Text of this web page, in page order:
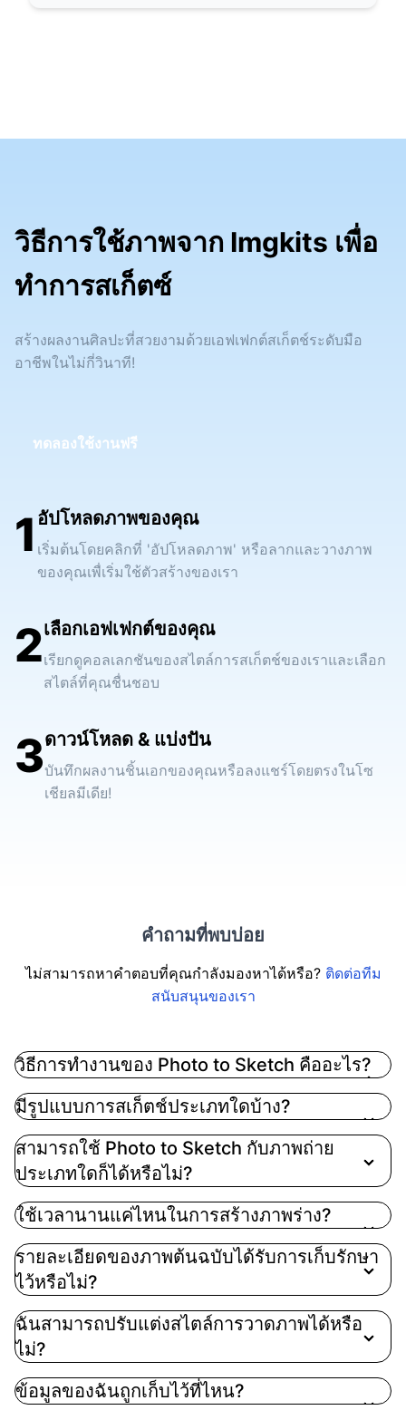
วิธีการใช้ภาพจาก Imgkits เพื่อ
ทำการสเก็ตซ์
สร้างผลงานศิลปะที่สวยงามด้วยเอฟเฟกต์สเก็ตช์ระดับมือ
อาชีพในไม่กี่วินาที!
ทดลองใช้งานฟรี
1 อัปโหลดภาพของคุณ
เริ่มต้นโดยคลิกที่ 'อัปโหลดภาพ' หรือลากและวางภาพ
ของคุณเพื่เริ่มใช้ตัวสร้างของเรา
2เลือกเอฟเฟกต์ของคุณ
เรียกดูคอลเลกชันของสไตล์การสเก็ตช์ของเราและเลือก
สไตล์ที่คุณชื่นชอบ
3ดาวน์โหลด & แบ่งปัน
บันทึกผลงานชิ้นเอกของคุณหรือลงแชร์โดยตรงในโซ
เชียลมีเดีย!
คำถามที่พบบ่อย
ไม่สามารถหาคำตอบที่คุณกำลังมองหาได้หรือ? ติดต่อทีม
สนับสนุนของเรา
วิธีการทำงานของ Photo to Sketch คืออะไร?
เป็นภาพวาดสเก็ตช์คุณภาพระดับมืออาชีพในทันที โดย
วิเคราะห์รายละเอียดของภาพต้นฉบับและแปลงเป็นภาพ
วาดเส้น ศิลปะดินสอ หรือการสร้างสรรค์ทางศิลปะด้วย
ความแม่นยำและความคิดสร้างสรรค์ที่โดดเด่น
มีรูปแบบการสเก็ตช์ประเภทใดบ้าง?
สามารถใช้ Photo to Sketch กับภาพถ่าย
ประเภทใดก็ได้หรือไม่?
ใช้เวลานานแค่ไหนในการสร้างภาพร่าง?
รายละเอียดของภาพต้นฉบับได้รับการเก็บรักษา
ไว้หรือไม่?
ฉันสามารถปรับแต่งสไตล์การวาดภาพได้หรือ
ไม่?
ข้อมูลของฉันถูกเก็บไว้ที่ไหน?